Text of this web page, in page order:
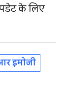
के लिए
इमोजी